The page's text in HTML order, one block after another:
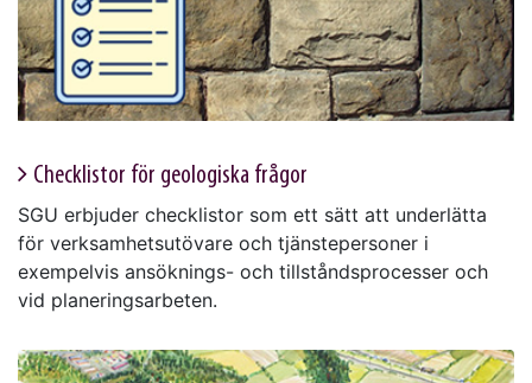
Checklistor för geologiska frågor
SGU erbjuder checklistor som ett sätt att underlätta
för verksamhetsutövare och tjänstepersoner i
exempelvis ansöknings- och tillståndsprocesser och
vid planeringsarbeten.